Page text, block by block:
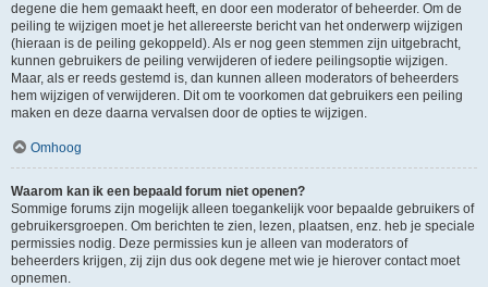
degene die hem gemaakt heeft, en door een moderator of beheerder. Om de
peiling te wijzigen moet je het allereerste bericht van het onderwerp wijzigen
(hieraan is de peiling gekoppeld). Als er nog geen stemmen zijn uitgebracht,
kunnen gebruikers de peiling verwijderen of iedere peilingsoptie wijzigen.
Maar, als er reeds gestemd is, dan kunnen alleen moderators of beheerders
hem wijzigen of verwijderen. Dit om te voorkomen dat gebruikers een peiling
maken en deze daarna vervalsen door de opties te wijzigen.
Omhoog
Waarom kan ik een bepaald forum niet openen?
Sommige forums zijn mogelijk alleen toegankelijk voor bepaalde gebruikers of
gebruikersgroepen. Om berichten te zien, lezen, plaatsen, enz. heb je speciale
permissies nodig. Deze permissies kun je alleen van moderators of
beheerders krijgen, zij zijn dus ook degene met wie je hierover contact moet
opnemen.